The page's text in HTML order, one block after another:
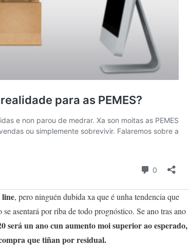
line, pero ninguén dubida xa que é unha tendencia que
asentará por riba de todo prognóstico. Se ano tras ano
será un ano cun aumento moi superior ao esperado,
que tiñan por residual.